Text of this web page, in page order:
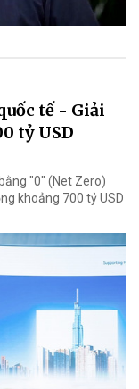
tế - Giải
tỷ USD
"0" (Net Zero)
khoảng 700 tỷ USD